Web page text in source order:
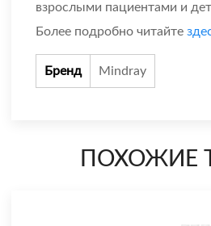
взрослыми пациентами и
Более подробно читайте
Бренд Mindray
ПОХОЖИЕ